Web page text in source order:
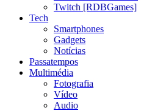
Twitch [RDBGames]
Tech
Smartphones
Gadgets
Notícias
Passatempos
Multimédia
Fotografia
Vídeo
Audio